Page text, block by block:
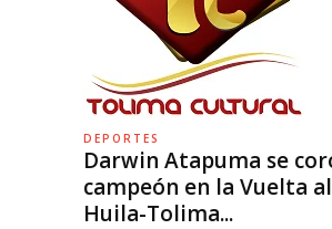
DEPORTES
Darwin Atapuma se
campeón en la Vuelta
Huila-Tolima...